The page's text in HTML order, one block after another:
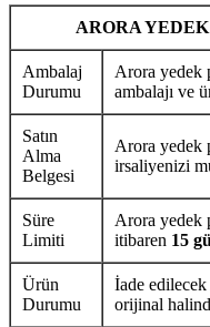
ARORA
Ambalaj
Durumu
Arora yedek
ambalajı ve
Satın
Alma
Belgesi
Arora yedek
irsaliyenizi
Süre
Limiti
Arora yedek
itibaren 15
Ürün
Durumu
İade
orijinal